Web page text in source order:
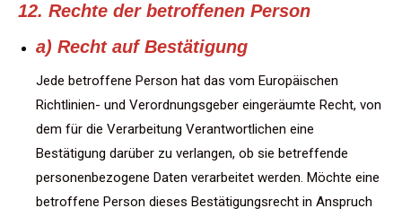
12. Rechte der betroffenen Person
a) Recht auf Bestätigung
Jede betroffene Person hat das vom Europäischen
Richtlinien- und Verordnungsgeber eingeräumte Recht, von
dem für die Verarbeitung Verantwortlichen eine
Bestätigung darüber zu verlangen, ob sie betreffende
personenbezogene Daten verarbeitet werden. Möchte eine
betroffene Person dieses Bestätigungsrecht in Anspruch